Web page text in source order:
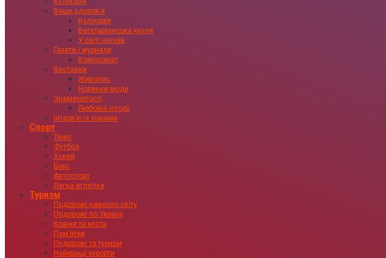
Ваше здоровʼя
Кулінарія
Вегетаріанська кухня
У світі напоїв
Газети і журнали
Компромат
Виставка
Живопис
Новинки моди
Знаменитості
Любовні історії
Інтервʼю із зірками
Спорт
Теніс
Футбол
Хокей
Бокс
Автоспорт
Легка атлетіка
Туризм
Подорожі навколо світу
Подорожі по Україні
Країни та міста
Пам’ятки
Подорожі та туризм
Найкращі курорти